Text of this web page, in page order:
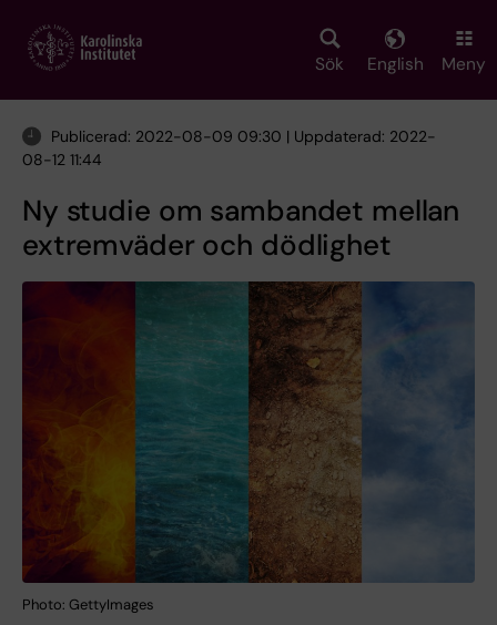
main
Sök English Meny
Publicerad: 2022-08-09 09:30 | Uppdaterad: 2022-
08-12 11:44
Ny studie om sambandet mellan
extremväder och dödlighet
Photo: GettyImages